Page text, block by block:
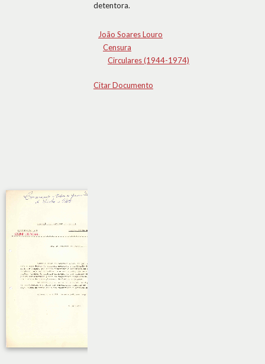
detentora.
João Soares Louro
Censura
Circulares (1944-1974)
Citar Documento